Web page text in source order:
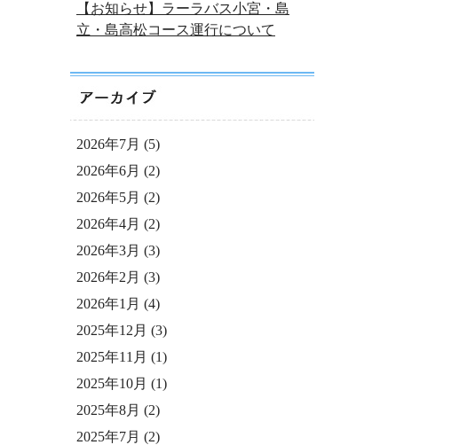
【お知らせ】ラーラバス小宮・島
立・島高松コース運行について
2026年7月 (5)
2026年6月 (2)
2026年5月 (2)
2026年4月 (2)
2026年3月 (3)
2026年2月 (3)
2026年1月 (4)
2025年12月 (3)
2025年11月 (1)
2025年10月 (1)
2025年8月 (2)
2025年7月 (2)